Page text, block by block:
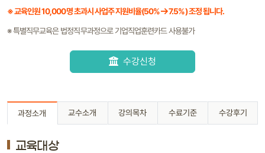
※ 교육인원 10,000명 초과시 사업주 지원비율(50% 7.5%) 조정 됩니다.
※ 특별직무교육은 법정직무과정으로 기업직업훈련카드 사용불가
수강신청
과정소개 교수소개 강의목차 수료기준 수강후기
교육대상